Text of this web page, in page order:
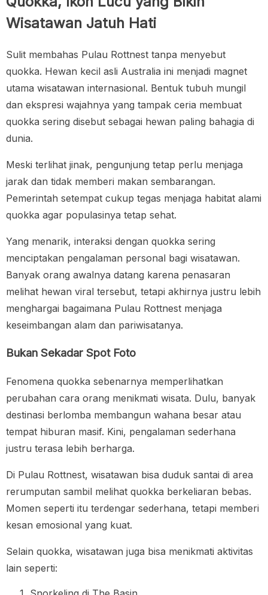
Wisatawan Jatuh Hati
Sulit membahas Pulau Rottnest tanpa menyebut
quokka. Hewan kecil asli Australia ini menjadi magnet
utama wisatawan internasional. Bentuk tubuh mungil
dan ekspresi wajahnya yang tampak ceria membuat
quokka sering disebut sebagai hewan paling bahagia di
dunia.
Meski terlihat jinak, pengunjung tetap perlu menjaga
jarak dan tidak memberi makan sembarangan.
Pemerintah setempat cukup tegas menjaga habitat alami
quokka agar populasinya tetap sehat.
Yang menarik, interaksi dengan quokka sering
menciptakan pengalaman personal bagi wisatawan.
Banyak orang awalnya datang karena penasaran
melihat hewan viral tersebut, tetapi akhirnya justru lebih
menghargai bagaimana Pulau Rottnest menjaga
keseimbangan alam dan pariwisatanya.
Bukan Sekadar Spot Foto
Fenomena quokka sebenarnya memperlihatkan
perubahan cara orang menikmati wisata. Dulu, banyak
destinasi berlomba membangun wahana besar atau
tempat hiburan masif. Kini, pengalaman sederhana
justru terasa lebih berharga.
Di Pulau Rottnest, wisatawan bisa duduk santai di area
rerumputan sambil melihat quokka berkeliaran bebas.
Momen seperti itu terdengar sederhana, tetapi memberi
kesan emosional yang kuat.
Selain quokka, wisatawan juga bisa menikmati aktivitas
lain seperti: